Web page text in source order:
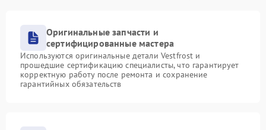
Оригинальные запчасти и
сертифицированные мастера
Используются оригинальные детали Vestfrost и
прошедшие сертификацию специалисты, что гарантирует
корректную работу после ремонта и сохранение
гарантийных обязательств